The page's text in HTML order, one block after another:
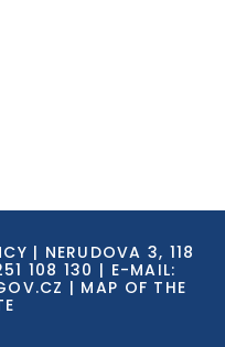
| NERUDOVA 3, 118
108 130 | E-MAIL:
| MAP OF THE